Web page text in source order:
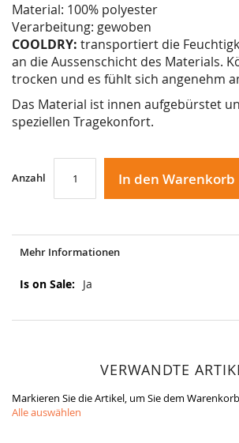
Material: 100% polyester
Verarbeitung: gewoben
COOLDRY: transportiert die
an die Aussenschicht des Materials.
trocken und es fühlt sich angenehm
Das Material ist innen aufgebürstet
speziellen Tragekonfort.
Anzahl In den Warenkorb
Mehr Informationen
Mehr
Ja
VERWANDTE
Markieren Sie die Artikel, um Sie dem
Alle auswählen